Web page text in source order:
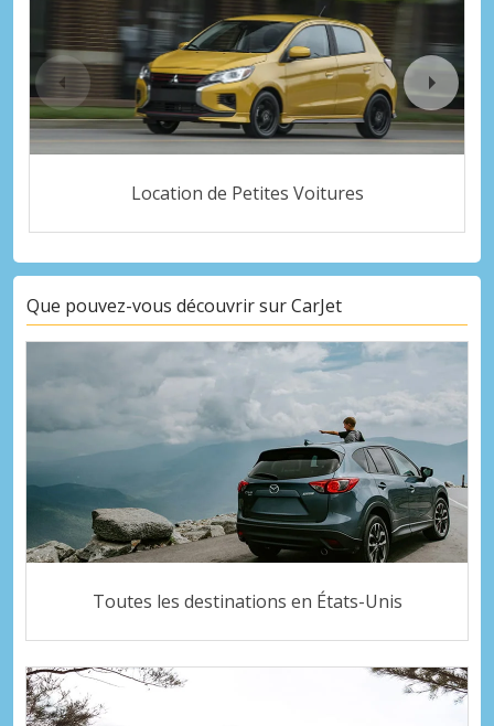
Location de Petites Voitures
Que pouvez-vous découvrir sur CarJet
Toutes les destinations en États-Unis